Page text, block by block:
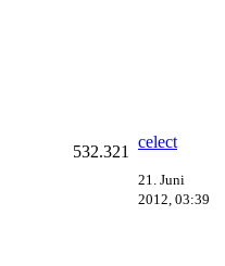
532.321
celect
21. Juni
2012, 03:39